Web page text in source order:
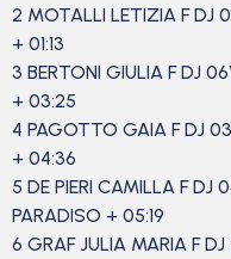
2 MOTALLI LETIZIA F DJ
+ 01:13
3 BERTONI GIULIA F DJ
+ 03:25
4 PAGOTTO GAIA F DJ
+ 04:36
5 DE PIERI CAMILLA F
PARADISO + 05:19
6 GRAF JULIA MARIA F